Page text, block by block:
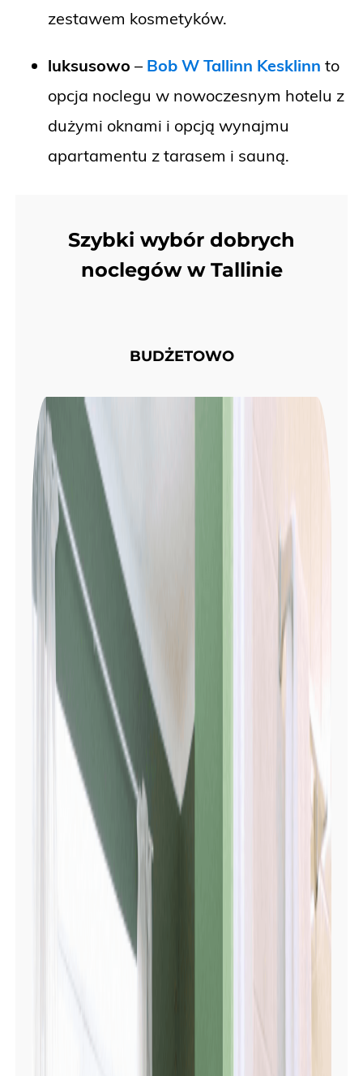
zestawem kosmetyków.
luksusowo – Bob W Tallinn Kesklinn to
opcja noclegu w nowoczesnym hotelu z
dużymi oknami i opcją wynajmu
apartamentu z tarasem i sauną.
Szybki wybór dobrych
noclegów w Tallinie
BUDŻETOWO